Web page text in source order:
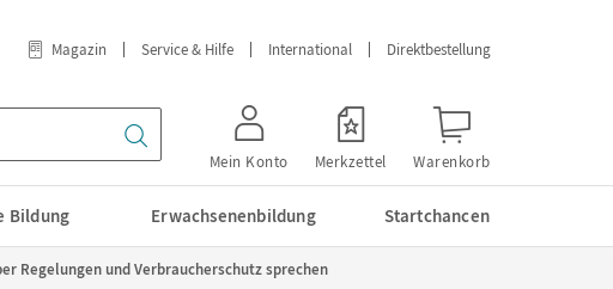
Magazin Service & Hilfe International Direktbestellung
Mein Konto Merkzettel Warenkorb
Bildung Erwachsenenbildung Startchancen
Regelungen und Verbraucherschutz sprechen